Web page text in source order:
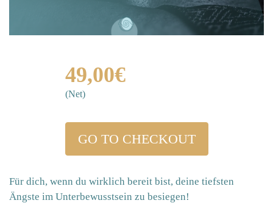
49,00€
(Net)
GO TO CHECKOUT
Für dich, wenn du wirklich bereit bist, deine tiefsten
Ängste im Unterbewusstsein zu besiegen!